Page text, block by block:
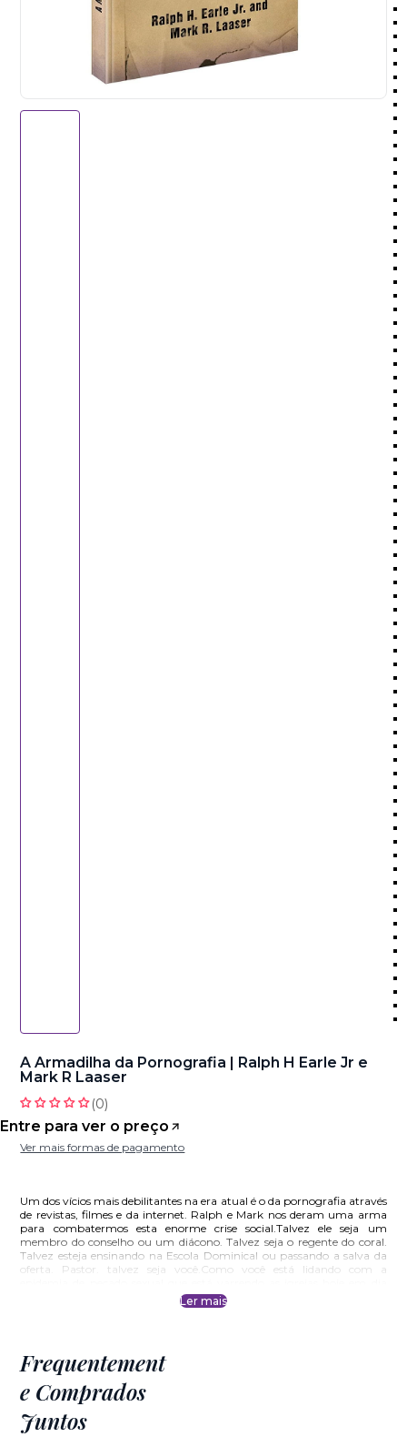
A Armadilha da Pornografia | Ralph H Earle Jr e
Mark R Laaser
Entre para ver o preço
Ver mais formas de pagamento
Um dos vícios mais debilitantes na era atual é o da pornografia através
de revistas, filmes e da internet. Ralph e Mark nos deram uma arma
para combatermos esta enorme crise social.Talvez ele seja um
membro do conselho ou um diácono. Talvez seja o regente do coral.
Talvez esteja ensinando na Escola Dominical ou passando a salva da
oferta. Pastor. talvez seja você.Como você está lidando com a
pela internet e por outros meios?Ler mais
Frequentement
e Comprados
Juntos